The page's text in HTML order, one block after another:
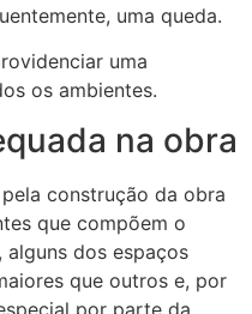
uma queda.
uma
os ambientes.
na obra
construção da obra
que compõem o
alguns dos espaços
que outros e, por